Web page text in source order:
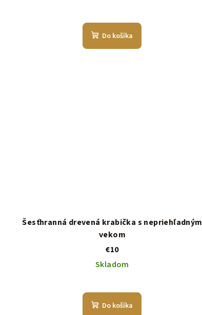
Do košíka
Šesťhranná drevená krabička s nepriehľadným
vekom
€10
Skladom
Do košíka